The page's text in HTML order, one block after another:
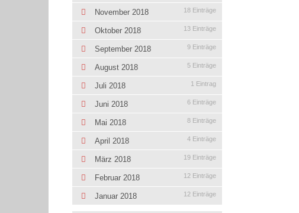
November 2018 18 Einträge
Oktober 2018 13 Einträge
September 2018 9 Einträge
August 2018 5 Einträge
Juli 2018 1 Eintrag
Juni 2018 6 Einträge
Mai 2018 8 Einträge
April 2018 4 Einträge
März 2018 19 Einträge
Februar 2018 12 Einträge
Januar 2018 12 Einträge